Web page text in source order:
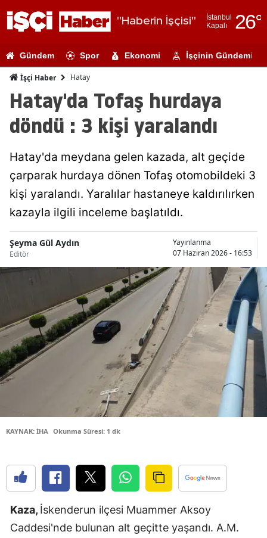
"Haberin İşçisi"
İstanbul
Kapalı
26°
Adıyaman
Ağrı
Ankara
Antalya
Aydın
Balıkesir
Bilecik
Bingöl
Bitlis
Bolu
Burdur
Bursa
Çorum
Diyarbakır
Gündem Spor Ekonomi İşçinin Gündemi
İşçi Haber Hatay
Hatay'da Tofaş hurdaya
döndü : 3 kişi yaralandı
Hatay'da meydana gelen kazada, alt geçide
çarparak hurdaya dönen Tofaş otomobildeki 3
kişi yaralandı. Yaralılar hastaneye kaldırılırken
kazayla ilgili inceleme başlatıldı.
Şeyma Gül Aydın
Editör
Yayınlanma
07 Haziran 2026 - 16:53
KAYNAK: İHA Okunma Süresi: 1 dk
Kaza, İskenderun ilçesi Muammer Aksoy
Caddesi'nde bulunan alt geçitte yaşandı. A.M.